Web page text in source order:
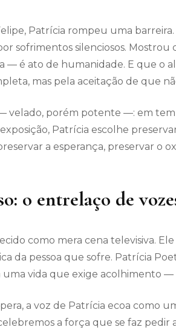
Patrícia rompeu uma
sofrimentos silenciosos.
— é ato de humanidade. E que o
mas pela aceitação de que
velado, porém potente —: em
Patrícia escolhe
a esperança, preservar o
o entrelaço de
como mera cena televisiva.
da pessoa que sofre. Patrícia
uma vida que exige acolhimento —
a voz de Patrícia ecoa como
a força que se faz